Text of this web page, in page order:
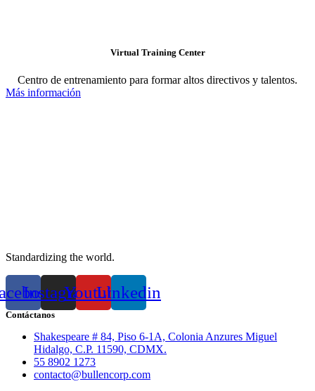
Virtual Training Center
Centro de entrenamiento para formar altos directivos y talentos.
Más información
Standardizing the world.
InstagramYoutubeLinkedin
Contáctanos
Shakespeare # 84, Piso 6-1A, Colonia Anzures Miguel
Hidalgo, C.P. 11590, CDMX.
55 8902 1273
contacto@bullencorp.com